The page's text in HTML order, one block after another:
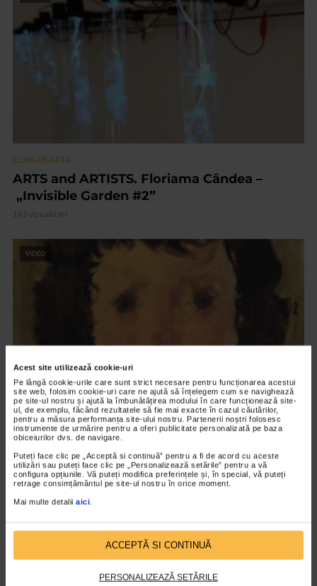
Acest site utilizează cookie-uri
Pe lângă cookie-urile care sunt strict necesare pentru funcționarea acestui
site web, folosim cookie-uri care ne ajută să înțelegem cum se navighează
pe site-ul nostru și ajută la îmbunătățirea modului în care funcționează site-
ul, de exemplu, făcând rezultatele să fie mai exacte în cazul căutărilor,
pentru a măsura performanța site-ului nostru. Partenerii noștri folosesc
instrumente de urmărire pentru a oferi publicitate personalizată pe baza
obiceiurilor dvs. de navigare.
Puteți face clic pe „Acceptă si continuă” pentru a fi de acord cu aceste
utilizări sau puteți face clic pe „Personalizează setările” pentru a vă
configura opțiunile. Vă puteți modifica preferințele și, în special, vă puteți
retrage consimțământul pe site-ul nostru în orice moment.
Mai multe detalii aici
ACCEPTĂ SI CONTINUĂ
PERSONALIZEAZĂ SETĂRILE
CLIPA DE ARTA
ARTS and ARTISTS. Floriama Cândea –
„Invisible Garden #2”
145 vizualizari
VIDEO
CLIPA DE ARTA
Nicolae Tonitza – Pictor al copiilor
166 vizualizari